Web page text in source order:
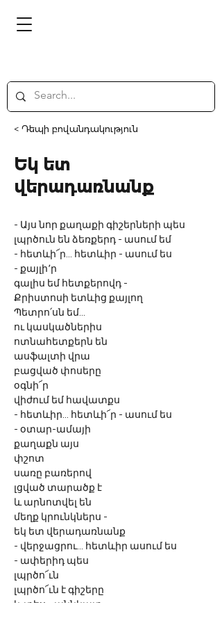
< Դեպի բովանդակություն
Եկ ետ
վերադառնանք
- Այս նոր քաղաքի գիշերների պես
լպրծուն են ձեռքերդ - ասում եմ
- հետևի՜ր... հետևիր - ասում ես
- քայլի՚ր
գալիս եմ հետքերովդ -
Քրիստոսի ետևից քայլող
Պետրո՛սն եմ...
ու կասկածներիս
ոտնահետքերն են
ասֆալտի վրա
բացված փոսերը
օգնի՜ր
վիժում եմ հավատքս
- հետևիր... հետևի՜ր - ասում ես
- օտար-ամայի
քաղաքն այս
փշոտ
սառը բառերով
լցված տարածք է
և արնոտվել են
մեղք կրունկներս -
եկ ետ վերադառնանք
- վերջացրու... հետևիր ասում ես
- ափերիդ պես
լպրծո՜ւն
լպրծո՜ւն է գիշերը
և տես... աննկատ